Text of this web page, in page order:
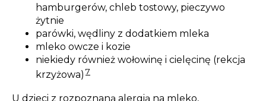
hamburgerów, chleb tostowy, pieczywo
żytnie
parówki, wędliny z dodatkiem mleka
mleko owcze i kozie
niekiedy również wołowinę i cielęcinę (rekcja
krzyżowa) 7
U dzieci z rozpoznaną alergią na mleko,